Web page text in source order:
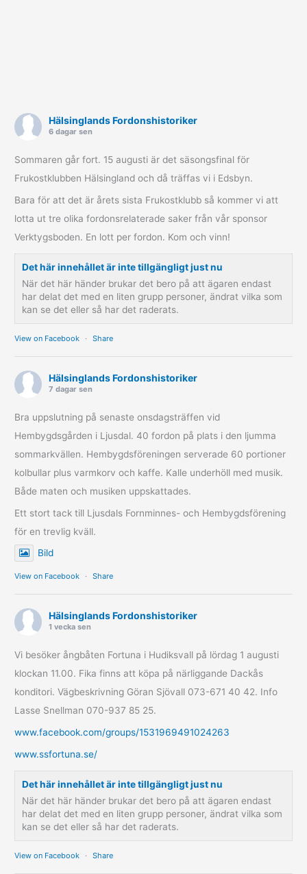
Hälsinglands Fordonshistoriker
6 dagar sen
Sommaren går fort. 15 augusti är det säsongsfinal för
Frukostklubben Hälsingland och då träffas vi i Edsbyn.
Bara för att det är årets sista Frukostklubb så kommer vi att
lotta ut tre olika fordonsrelaterade saker från vår sponsor
Verktygsboden. En lott per fordon. Kom och vinn!
Det här innehållet är inte tillgängligt just nu
När det här händer brukar det bero på att ägaren endast
har delat det med en liten grupp personer, ändrat vilka som
kan se det eller så har det raderats.
View on Facebook · Share
Hälsinglands Fordonshistoriker
7 dagar sen
Bra uppslutning på senaste onsdagsträffen vid
Hembygdsgården i Ljusdal. 40 fordon på plats i den ljumma
sommarkvällen. Hembygdsföreningen serverade 60 portioner
kolbullar plus varmkorv och kaffe. Kalle underhöll med musik.
Både maten och musiken uppskattades.
Ett stort tack till Ljusdals Fornminnes- och Hembygdsförening
för en trevlig kväll.
Bild
View on Facebook · Share
Hälsinglands Fordonshistoriker
1 vecka sen
Vi besöker ångbåten Fortuna i Hudiksvall på lördag 1 augusti
klockan 11.00. Fika finns att köpa på närliggande Dackås
konditori. Vägbeskrivning Göran Sjövall 073-671 40 42. Info
Lasse Snellman 070-937 85 25.
www.facebook.com/groups/1531969491024263
www.ssfortuna.se/
Det här innehållet är inte tillgängligt just nu
När det här händer brukar det bero på att ägaren endast
har delat det med en liten grupp personer, ändrat vilka som
kan se det eller så har det raderats.
View on Facebook · Share